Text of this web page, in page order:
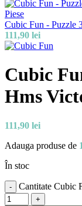
Cubic Fun - Puzzle
111,90 lei
Cubic
Hms
111,90 lei
Adauga produse de
În stoc
Cantitate Cubic